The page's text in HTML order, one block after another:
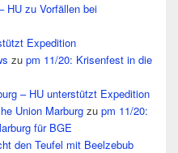
HU zu Vorfällen bei
Expedition
zu pm 11/20: Krisenfest in die
– HU unterstützt Expedition
Union Marburg zu pm 11/20:
für BGE
den Teufel mit Beelzebub